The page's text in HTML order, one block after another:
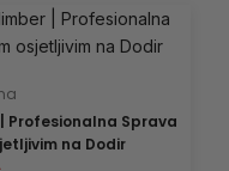
| Profesionalna Sprava
na Dodir